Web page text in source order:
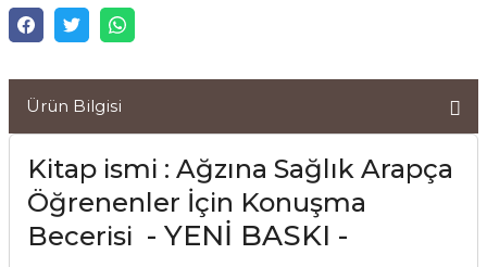
Ürün Bilgisi
Kitap ismi : Ağzına Sağlık Arapça
Öğrenenler İçin Konuşma
Becerisi - YENİ BASKI -